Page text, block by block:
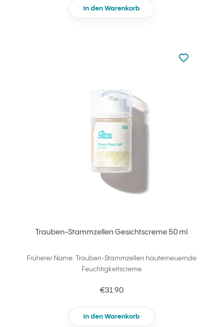
In den Warenkorb
Trauben-Stammzellen Gesichtscreme 50 ml
Früherer Name: Trauben-Stammzellen hauterneuernde
Feuchtigkeitscreme
€31.90
In den Warenkorb
zu den
zu Ihren